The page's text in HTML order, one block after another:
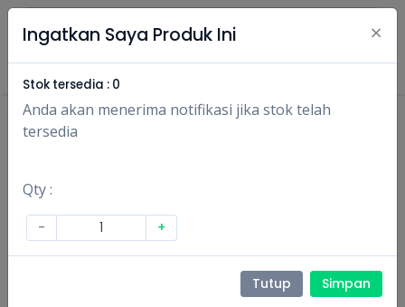
Masuk Daftar
Ingatkan Saya Produk Ini ×
Stok tersedia : 0
Anda akan menerima notifikasi jika stok telah
tersedia
Qty :
- +
Tutup Simpan